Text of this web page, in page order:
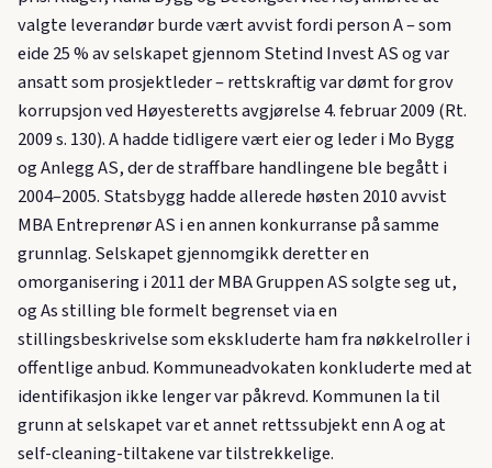
valgte leverandør burde vært avvist fordi person A – som
eide 25 % av selskapet gjennom Stetind Invest AS og var
ansatt som prosjektleder – rettskraftig var dømt for grov
korrupsjon ved Høyesteretts avgjørelse 4. februar 2009 (Rt.
2009 s. 130). A hadde tidligere vært eier og leder i Mo Bygg
og Anlegg AS, der de straffbare handlingene ble begått i
2004–2005. Statsbygg hadde allerede høsten 2010 avvist
MBA Entreprenør AS i en annen konkurranse på samme
grunnlag. Selskapet gjennomgikk deretter en
omorganisering i 2011 der MBA Gruppen AS solgte seg ut,
og As stilling ble formelt begrenset via en
stillingsbeskrivelse som ekskluderte ham fra nøkkelroller i
offentlige anbud. Kommuneadvokaten konkluderte med at
identifikasjon ikke lenger var påkrevd. Kommunen la til
grunn at selskapet var et annet rettssubjekt enn A og at
self-cleaning-tiltakene var tilstrekkelige.